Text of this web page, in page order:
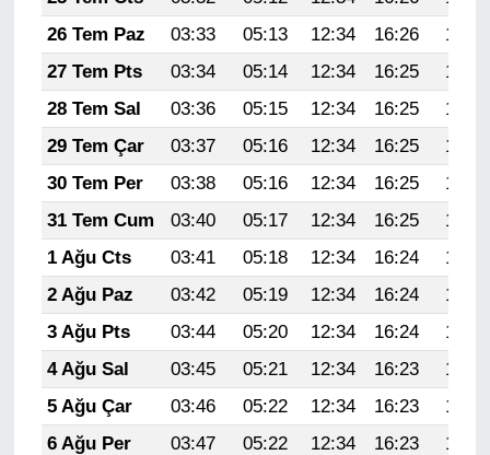
26 Tem Paz
03:33 05:13 12:34 16:26
19:46
27 Tem Pts
03:34 05:14 12:34 16:25
19:45
28 Tem Sal
03:36 05:15 12:34 16:25
19:44
29 Tem Çar
03:37 05:16 12:34 16:25
19:43
30 Tem Per
03:38 05:16 12:34 16:25
19:42
31 Tem Cum
03:40 05:17 12:34 16:25
19:41
1 Ağu Cts
03:41 05:18 12:34 16:24
19:40
2 Ağu Paz
03:42 05:19 12:34 16:24
19:39
3 Ağu Pts
03:44 05:20 12:34 16:24
19:38
4 Ağu Sal
03:45 05:21 12:34 16:23
19:37
5 Ağu Çar
03:46 05:22 12:34 16:23
19:36
6 Ağu Per
03:47 05:22 12:34 16:23
19:35